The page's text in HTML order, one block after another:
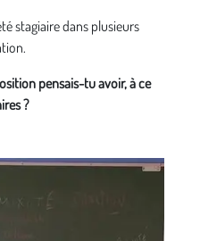
stagiaire dans plusieurs
pensais-tu avoir, à ce
?